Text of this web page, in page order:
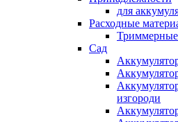
для
Расходные
Триммерные
Сад
изгороди